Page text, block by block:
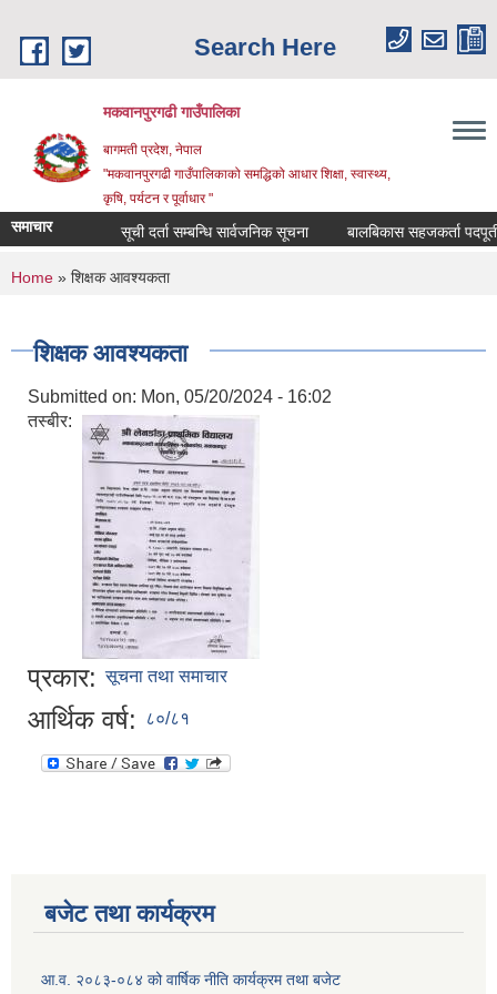
Search Here
मकवानपुरगढी गाउँपालिका
बागमती प्रदेश, नेपाल
"मकवानपुरगढी गाउँपालिकाको समद्धिको आधार शिक्षा, स्‍वास्‍थ्‍य,
कृषि, पर्यटन र पूर्वाधार "
समाचार सूची दर्ता सम्बन्धि सार्वजनिक सूचना बालबिकास सहजकर्ता पदपूर्तीका
You are here
Home » शिक्षक आवश्यकता
शिक्षक आवश्यकता
Submitted on: Mon, 05/20/2024 - 16:02
तस्बीर:
प्रकार: सूचना तथा समाचार
आर्थिक वर्ष: ८०/८१
बजेट तथा कार्यक्रम
आ.व. २०८३-०८४ को वार्षिक नीति कार्यक्रम तथा बजेट